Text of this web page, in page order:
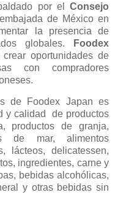
por el Consejo
de México en
la presencia de
globales.
Foodex
oportunidades de
con compradores
de Foodex Japan es
y calidad de productos
productos de granja,
de mar, alimentos
lácteos, delicatessen,
ingredientes, carne y
bebidas alcohólicas,
y otras bebidas sin